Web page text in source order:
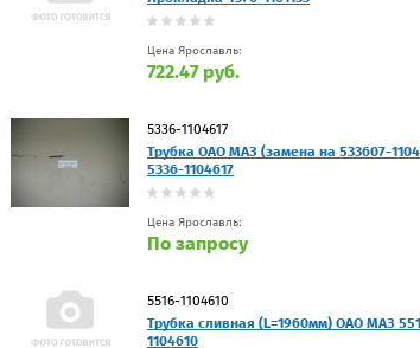
Цена Ярославль:
722.47 руб.
5336-1104617
Трубка ОАО МАЗ (замена на 533607-
5336-1104617
Цена Ярославль:
По запросу
5516-1104610
Трубка сливная (L=1960мм) ОАО МАЗ
1104610